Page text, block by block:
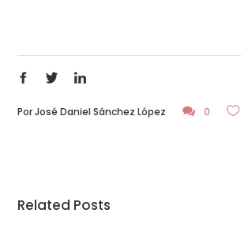
PorJosé Daniel Sánchez López 0
Related Posts